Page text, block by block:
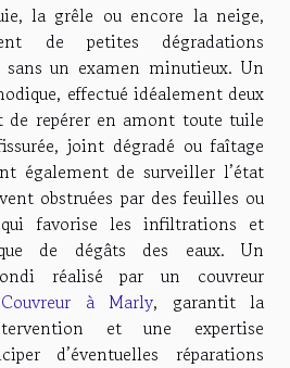
la grêle ou encore la neige,
de petites dégradations
un examen minutieux. Un
effectué idéalement deux
de repérer en amont toute tuile
joint dégradé ou faîtage
également de surveiller l’état
obstruées par des feuilles ou
favorise les infiltrations et
de dégâts des eaux. Un
réalisé par un couvreur
Couvreur à Marly, garantit la
et une expertise
d’éventuelles réparations